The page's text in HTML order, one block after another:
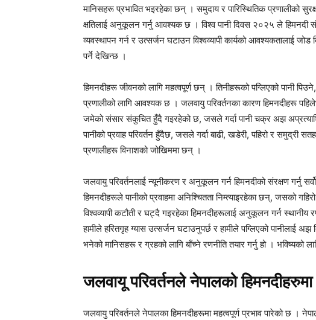
मानिसहरू प्रभावित भइरहेका छन् । समुदाय र पारिस्थितिक प्रणालीको
क्षतिलाई अनुकूलन गर्नु आवश्यक छ । विश्व पानी दिवस २०२५ ले हिमनदी
व्यवस्थापन गर्न र उत्सर्जन घटाउन विश्वव्यापी कार्यको आवश्यकतालाई
पर्ने देखिन्छ ।
हिमनदीहरू जीवनको लागि महत्वपूर्ण छन् । तिनीहरूको पग्लिएको पानी
प्रणालीको लागि आवश्यक छ । जलवायु परिवर्तनका कारण हिमनदीहरू
जमेको संसार संकुचित हुँदै गइरहेको छ, जसले गर्दा पानी चक्र अझ
पानीको प्रवाह परिवर्तन हुँदैछ, जसले गर्दा बाढी, खडेरी, पहिरो र समुद्री
प्रणालीहरू विनाशको जोखिममा छन् ।
जलवायु परिवर्तनलाई न्यूनीकरण र अनुकूलन गर्न हिमनदीको संरक्षण गर्नु
हिमनदीहरूले पानीको प्रवाहमा अनिश्चितता निम्त्याइरहेका छन्, जसको
विश्वव्यापी कटौती र घट्दै गइरहेका हिमनदीहरूलाई अनुकूलन गर्न
हामीले हरितगृह ग्यास उत्सर्जन घटाउनुपर्छ र हामीले पग्लिएको पानीलाई
भनेको मानिसहरू र ग्रहको लागि बाँच्ने रणनीति तयार गर्नु हो । भविष्यको
जलवायू परिवर्तनले नेपालको हिमनदीहरुमा
जलवायु परिवर्तनले नेपालका हिमनदीहरूमा महत्वपूर्ण प्रभाव पारेको छ ।